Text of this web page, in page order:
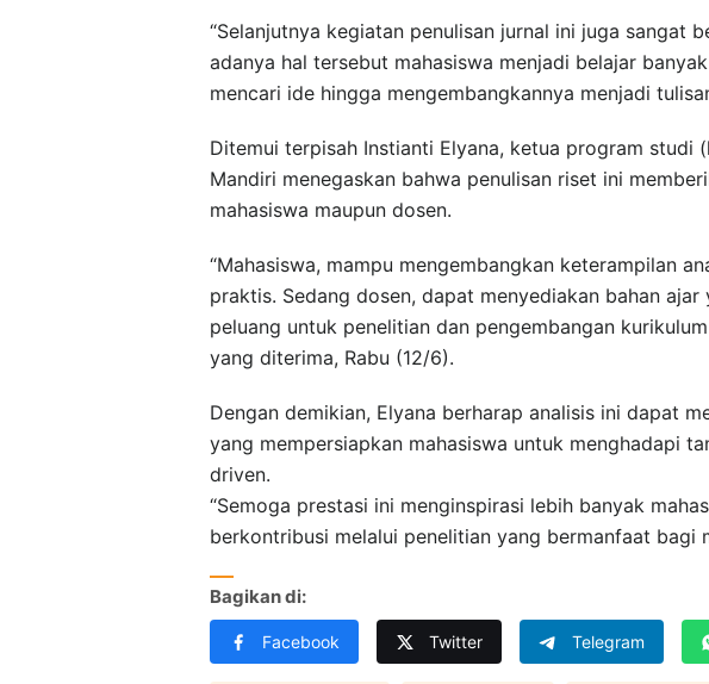
“Selanjutnya kegiatan penulisan jurnal ini juga sangat
adanya hal tersebut mahasiswa menjadi belajar
mencari ide hingga mengembangkannya menjadi
Ditemui terpisah Instianti Elyana, ketua program studi
Mandiri menegaskan bahwa penulisan riset ini
mahasiswa maupun dosen.
“Mahasiswa, mampu mengembangkan keterampilan
praktis. Sedang dosen, dapat menyediakan bahan
peluang untuk penelitian dan pengembangan
yang diterima, Rabu (12/6).
Dengan demikian, Elyana berharap analisis ini dapat
yang mempersiapkan mahasiswa untuk menghadapi
driven.
“Semoga prestasi ini menginspirasi lebih banyak
berkontribusi melalui penelitian yang bermanfaat bagi
Bagikan di:
Facebook Twitter Telegram